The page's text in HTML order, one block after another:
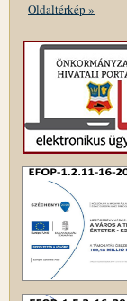
Oldaltérkép »